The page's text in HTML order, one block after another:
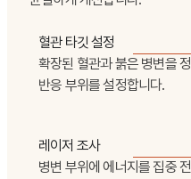
혈관 타깃 설정
확장된 혈관과 붉은 병변을
반응 부위를 설정합니다.
레이저 조사
병변 부위에 에너지를 집중